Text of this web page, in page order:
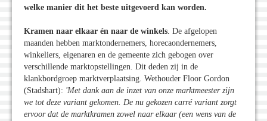
welke manier dit het beste uitgevoerd kan worden.
Kramen naar elkaar én naar de winkels. De afgelopen
maanden hebben marktondernemers, horecaondernemers,
winkeliers, eigenaren en de gemeente zich gebogen over
verschillende marktopstellingen. Dit deden zij in de
klankbordgroep marktverplaatsing. Wethouder Floor Gordon
(Stadshart): 'Met dank aan de inzet van onze marktmeester zijn
we tot deze variant gekomen. De nu gekozen carré variant zorgt
ervoor dat de marktkramen zowel naar elkaar (een wens van de